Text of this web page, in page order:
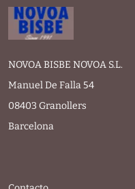
NOVOA BISBE NOVOA S.L.
Manuel De Falla 54
08403 Granollers
Barcelona